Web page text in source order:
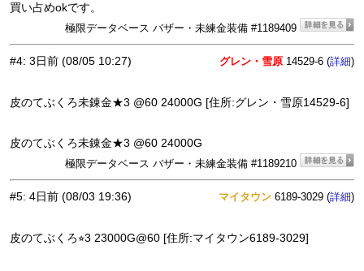
買い占めokです。
極限データベース バザー・未練金装備 #1189409
#4: 3日前 (08/05 10:27) グレン・雪原 14529-6 (詳細)
皮のてぶくろ未錬金★3 @60 24000G [住所:グレン・雪原14529-6]
皮のてぶくろ未錬金★3 @60 24000G
極限データベース バザー・未練金装備 #1189210
#5: 4日前 (08/03 19:36) マイタウン 6189-3029 (詳細)
皮のてぶくろ⭐︎3 23000G@60 [住所:マイタウン6189-3029]